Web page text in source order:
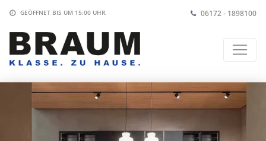
GEÖFFNET BIS UM 15:00 UHR. 06172 - 1898100